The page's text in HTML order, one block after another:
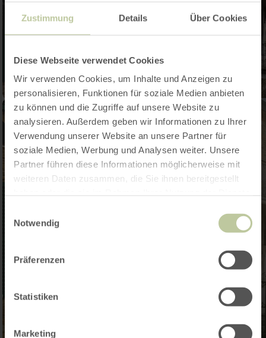
Zustimmung Details Über Cookies
Diese Webseite verwendet Cookies
Wir verwenden Cookies, um Inhalte und Anzeigen zu
personalisieren, Funktionen für soziale Medien anbieten
zu können und die Zugriffe auf unsere Website zu
analysieren. Außerdem geben wir Informationen zu Ihrer
Verwendung unserer Website an unsere Partner für
soziale Medien, Werbung und Analysen weiter. Unsere
Partner führen diese Informationen möglicherweise mit
weiteren Daten zusammen, die Sie ihnen bereitgestellt
Notwendig
Präferenzen
Statistiken
Marketing